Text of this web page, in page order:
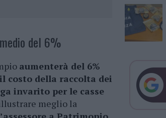
del 6%
aumenterà del 6%
costo della raccolta dei
invarito per le casse
meglio la